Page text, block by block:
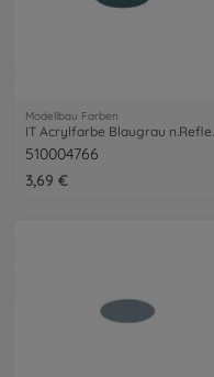
Modellbau Farben
510004766
3,69 €